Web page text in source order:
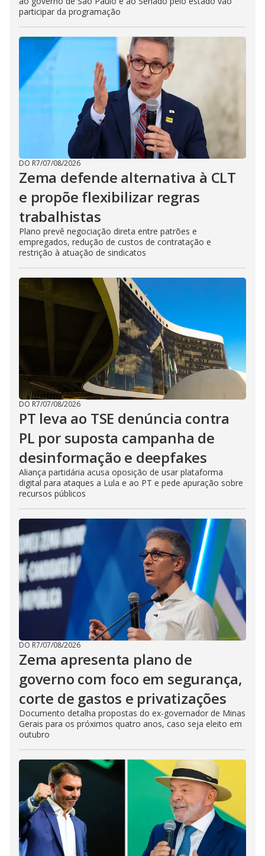
participar da programação
DO R7/07/08/2026
Zema defende alternativa à CLT
e propõe flexibilizar regras
trabalhistas
Plano prevê negociação direta entre patrões e
empregados, redução de custos de contratação e
restrição à atuação de sindicatos
DO R7/07/08/2026
PT leva ao TSE denúncia contra
PL por suposta campanha de
desinformação e deepfakes
Aliança partidária acusa oposição de usar plataforma
digital para ataques a Lula e ao PT e pede apuração sobre
recursos públicos
DO R7/07/08/2026
Zema apresenta plano de
governo com foco em segurança,
corte de gastos e privatizações
Documento detalha propostas do ex-governador de Minas
Gerais para os próximos quatro anos, caso seja eleito em
outubro